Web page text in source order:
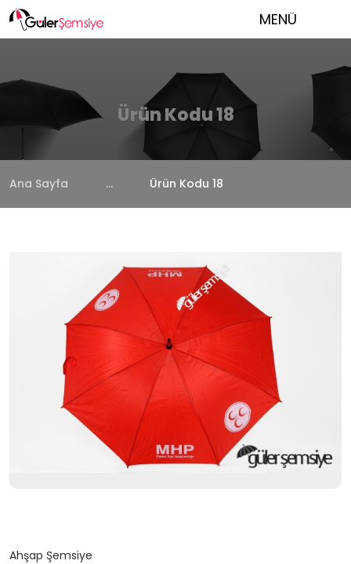
MENÜ
Ürün Kodu 18
Ana Sayfa ... Ürün Kodu 18
Ahşap Şemsiye